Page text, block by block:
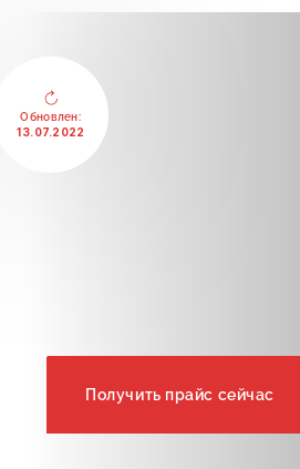
Получить прайс сейчас
Обновлен:
13.07.2022